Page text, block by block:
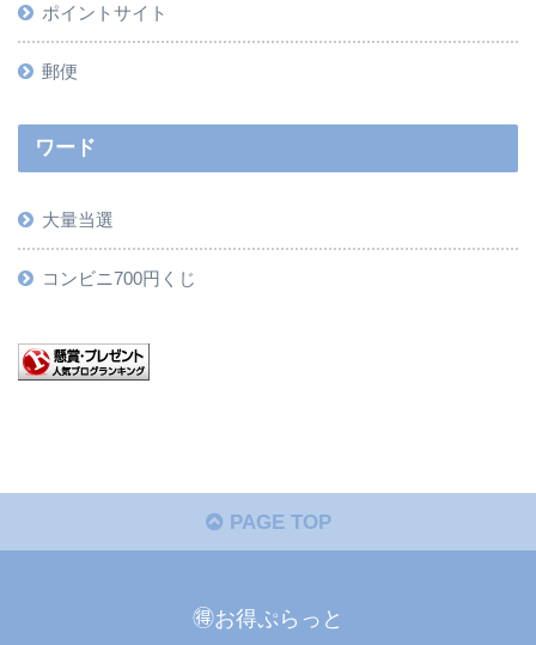
ポイントサイト
郵便
ワード
大量当選
コンビニ700円くじ
PAGE TOP
🉐お得ぷらっと